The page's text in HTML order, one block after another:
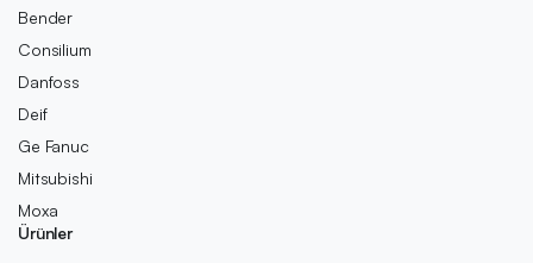
Bender
Consilium
Danfoss
Deif
Ge Fanuc
Mitsubishi
Moxa
Ürünler